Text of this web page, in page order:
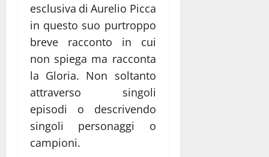
esclusiva di Aurelio Picca
in questo suo purtroppo
breve racconto in cui
non spiega ma racconta
la Gloria. Non soltanto
attraverso singoli
episodi o descrivendo
singoli personaggi o
campioni.